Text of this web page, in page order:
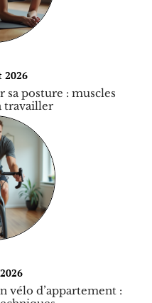
2026
sa posture : muscles
travailler
vélo d’appartement :